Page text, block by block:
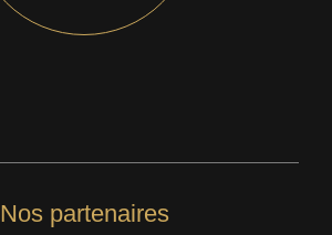
Nos partenaires